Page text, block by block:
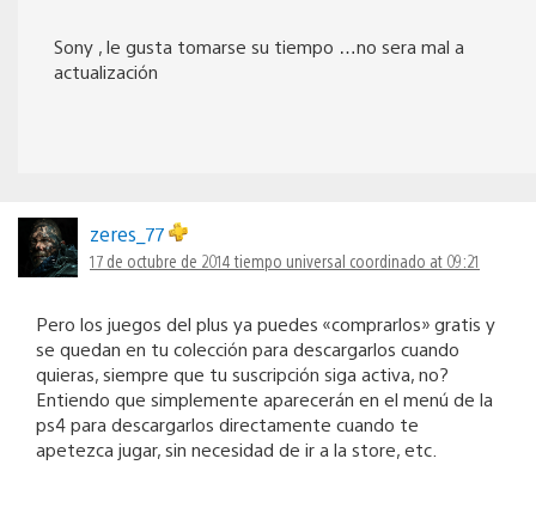
Sony , le gusta tomarse su tiempo …no sera mal a
actualización
zeres_77
17 de octubre de 2014 tiempo universal coordinado at 09:21
Pero los juegos del plus ya puedes «comprarlos» gratis y
se quedan en tu colección para descargarlos cuando
quieras, siempre que tu suscripción siga activa, no?
Entiendo que simplemente aparecerán en el menú de la
ps4 para descargarlos directamente cuando te
apetezca jugar, sin necesidad de ir a la store, etc.